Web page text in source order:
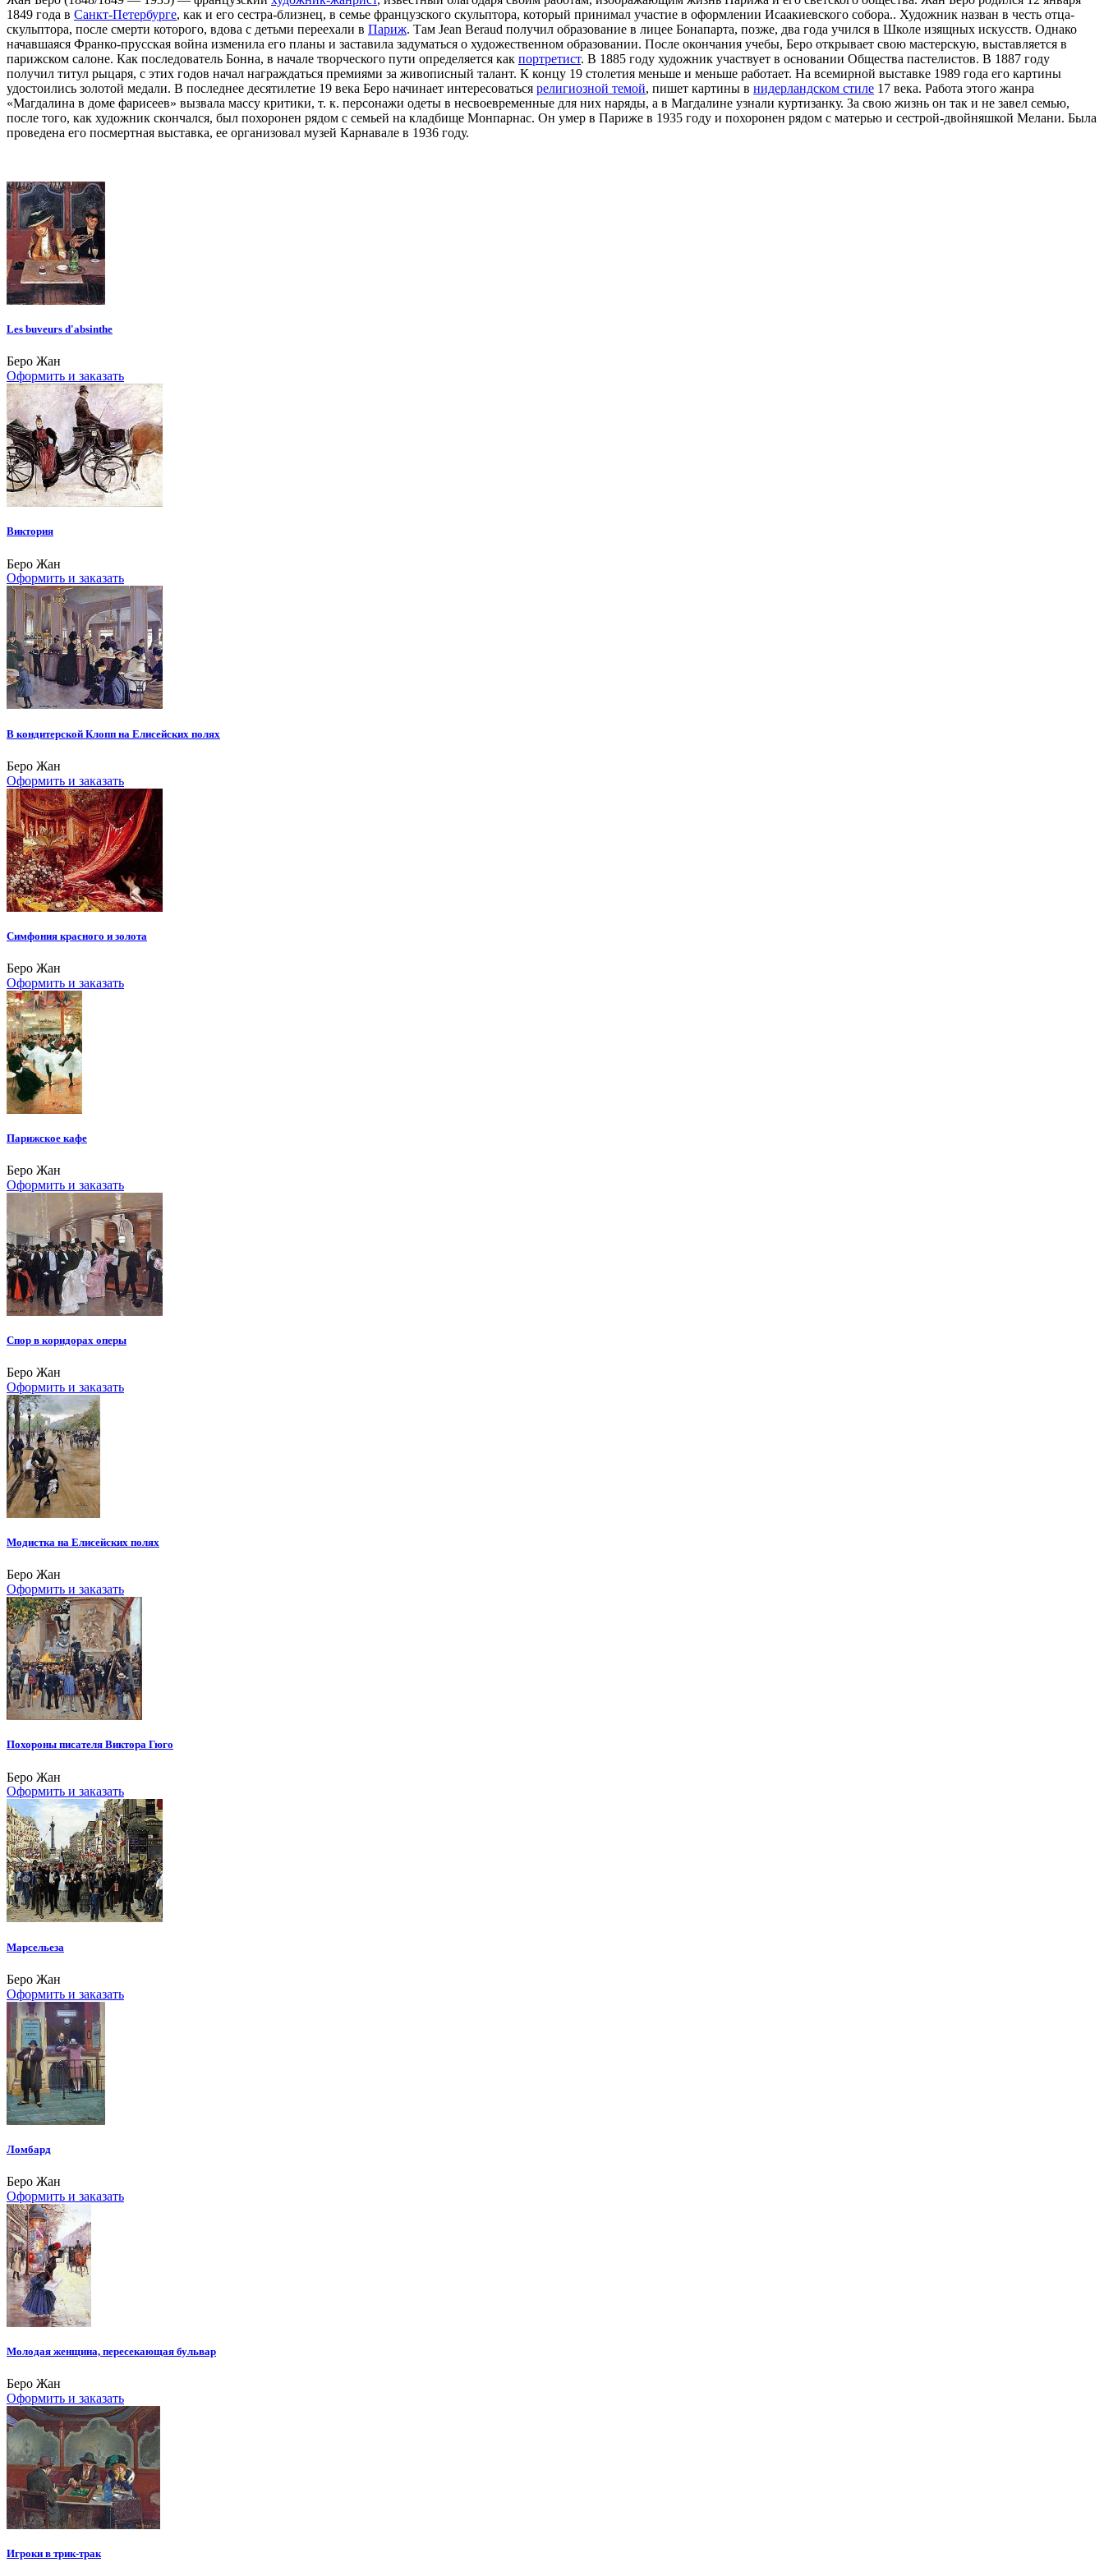
1849 года в Санкт-Петербурге, как и его сестра-близнец, в семье французского скульптора, который принимал участие в оформлении Исаакиевского собора.. Художник назван в честь отца-
скульптора, после смерти которого, вдова с детьми переехали в Париж. Там Jean Beraud получил образование в лицее Бонапарта, позже, два года учился в Школе изящных искусств. Однако
начавшаяся Франко-прусская война изменила его планы и заставила задуматься о художественном образовании. После окончания учебы, Беро открывает свою мастерскую, выставляется в
парижском салоне. Как последователь Бонна, в начале творческого пути определяется как портретист. В 1885 году художник участвует в основании Общества пастелистов. В 1887 году
получил титул рыцаря, с этих годов начал награждаться премиями за живописный талант. К концу 19 столетия меньше и меньше работает. На всемирной выставке 1989 года его картины
удостоились золотой медали. В последнее десятилетие 19 века Беро начинает интересоваться религиозной темой, пишет картины в нидерландском стиле 17 века. Работа этого жанра
«Магдалина в доме фарисеев» вызвала массу критики, т. к. персонажи одеты в несвоевременные для них наряды, а в Магдалине узнали куртизанку. За свою жизнь он так и не завел семью,
после того, как художник скончался, был похоронен рядом с семьей на кладбище Монпарнас. Он умер в Париже в 1935 году и похоронен рядом с матерью и сестрой-двойняшкой Мелани. Была
проведена его посмертная выставка, ее организовал музей Карнавале в 1936 году.
Les buveurs d'absinthe
Беро Жан
Оформить и заказать
Виктория
Беро Жан
Оформить и заказать
В кондитерской Клопп на Елисейских полях
Беро Жан
Оформить и заказать
Симфония красного и золота
Беро Жан
Оформить и заказать
Парижское кафе
Беро Жан
Оформить и заказать
Спор в коридорах оперы
Беро Жан
Оформить и заказать
Модистка на Елисейских полях
Беро Жан
Оформить и заказать
Похороны писателя Виктора Гюго
Беро Жан
Оформить и заказать
Марсельеза
Беро Жан
Оформить и заказать
Ломбард
Беро Жан
Оформить и заказать
Молодая женщина, пересекающая бульвар
Беро Жан
Оформить и заказать
Игроки в трик-трак